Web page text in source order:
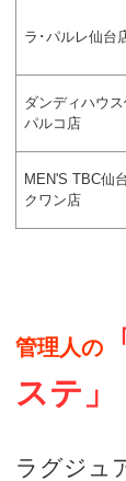
ラ･パルレ仙台
ダンディハウ
パルコ店
MEN'S TBC仙
クワン店
管理人の
ステ」
ラグジュ